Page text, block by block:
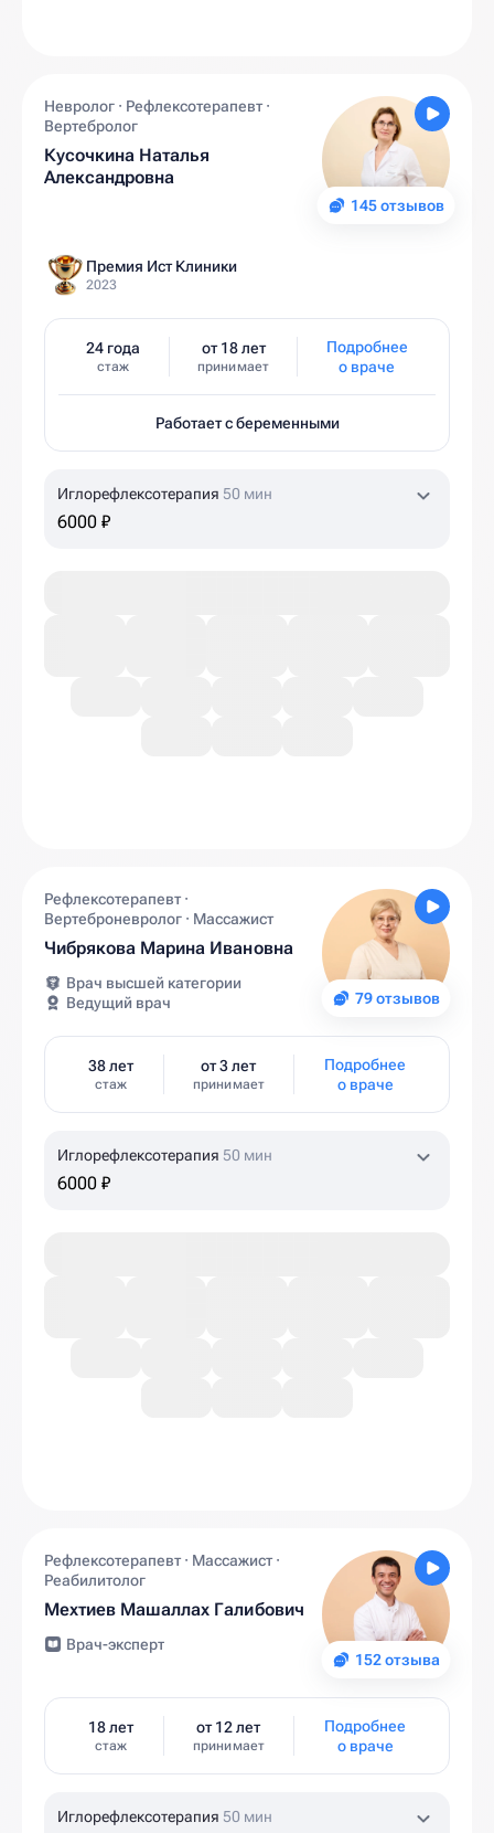
145 отзывов
Невролог · Рефлексотерапевт ·
Вертебролог
Кусочкина Наталья
Александровна
Премия Ист Клиники
2023
24 года
стаж
от 18 лет
принимает
Подробнее
о враче
Работает с беременными
Иглорефлексотерапия 50 мин
6000 ₽
79 отзывов
Рефлексотерапевт ·
Вертеброневролог · Массажист
Чибрякова Марина Ивановна
Врач высшей категории
Ведущий врач
38 лет
стаж
от 3 лет
принимает
Подробнее
о враче
Иглорефлексотерапия 50 мин
6000 ₽
152 отзыва
Рефлексотерапевт · Массажист ·
Реабилитолог
Мехтиев Машаллах Галибович
Врач-эксперт
18 лет
стаж
от 12 лет
принимает
Подробнее
о враче
Иглорефлексотерапия 50 мин